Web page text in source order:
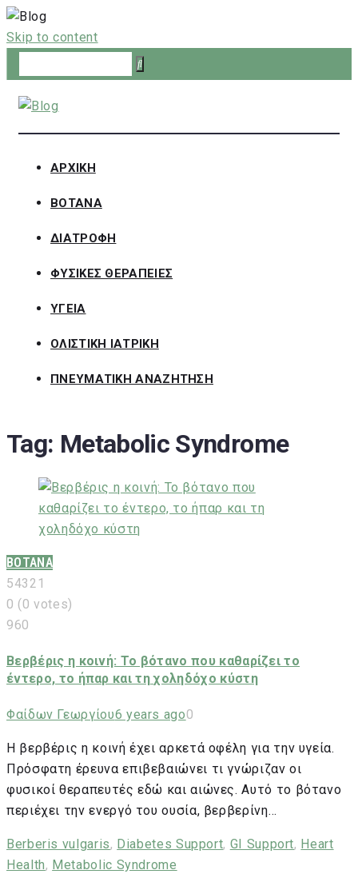
Skip to content
ΑΡΧΙΚΗ
ΒΟΤΑΝΑ
ΔΙΑΤΡΟΦΗ
ΦΥΣΙΚΕΣ ΘΕΡΑΠΕΙΕΣ
ΥΓΕΙΑ
ΟΛΙΣΤΙΚΗ ΙΑΤΡΙΚΗ
ΠΝΕΥΜΑΤΙΚΗ ΑΝΑΖΗΤΗΣΗ
Tag: Metabolic Syndrome
ΒΟΤΑΝΑ
543 2 1
0 (0 votes)
960
Βερβέρις η κοινή: Το βότανο που καθαρίζει το
έντερο, το ήπαρ και τη χοληδόχο κύστη
Φαίδων Γεωργίου6 years ago0
Η βερβέρις η κοινή έχει αρκετά οφέλη για την υγεία.
Πρόσφατη έρευνα επιβεβαιώνει τι γνώριζαν οι
φυσικοί θεραπευτές εδώ και αιώνες. Αυτό το βότανο
περιέχει την ενεργό του ουσία, βερβερίνη…
Berberis vulgaris, Diabetes Support, GI Support, Heart
Health, Metabolic Syndrome